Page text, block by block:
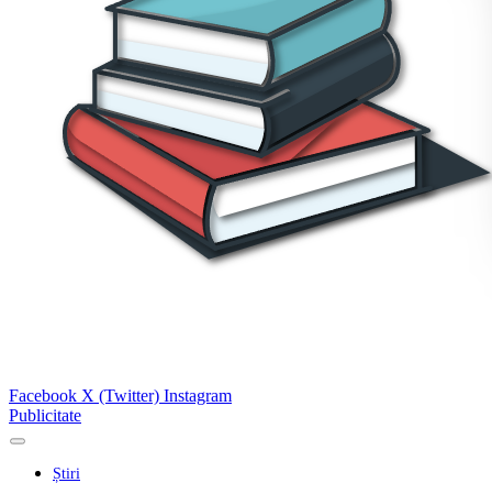
Facebook X (Twitter) Instagram
Publicitate
Știri